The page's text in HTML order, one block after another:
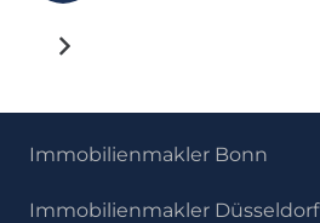
Immobilienmakler Bonn
Immobilienmakler Düsseldorf